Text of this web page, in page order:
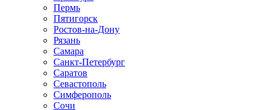
Пермь
Пятигорск
Ростов-на-Дону
Рязань
Самара
Санкт-Петербург
Саратов
Севастополь
Симферополь
Сочи